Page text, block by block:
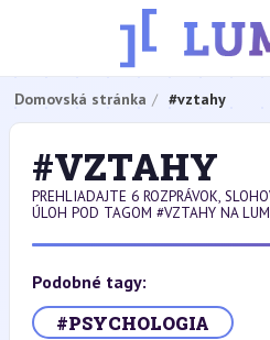
Domovská stránka #vztahy
#VZTAHY
PREHLIADAJTE 6 ROZPRÁVOK,
ÚLOH POD TAGOM #VZTAHY NA
Podobné tagy:
#PSYCHOLOGIA